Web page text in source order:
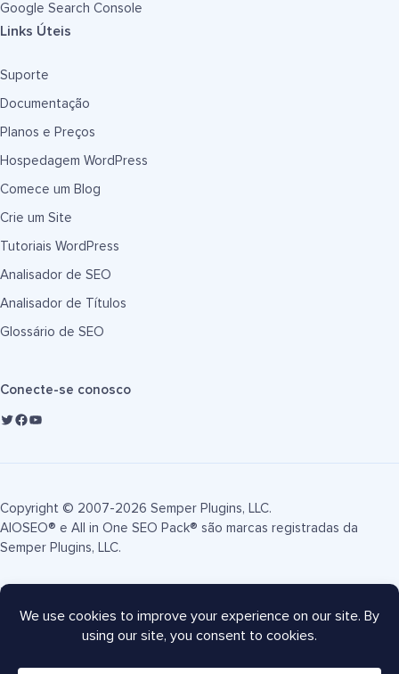
Google Search Console
Links Úteis
Suporte
Documentação
Planos e Preços
Hospedagem WordPress
Comece um Blog
Crie um Site
Tutoriais WordPress
Analisador de SEO
Analisador de Títulos
Glossário de SEO
Conecte-se conosco
Copyright © 2007-2026 Semper Plugins, LLC.
AIOSEO® e All in One SEO Pack® são marcas registradas da
Semper Plugins, LLC.
Termos de Serviço
Mapa do site
Cupom AIOSEO